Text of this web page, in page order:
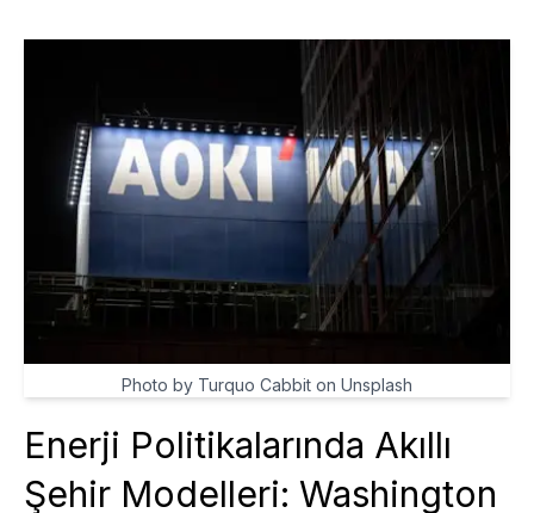
Photo by Turquo Cabbit on Unsplash
Enerji Politikalarında Akıllı
Şehir Modelleri: Washington